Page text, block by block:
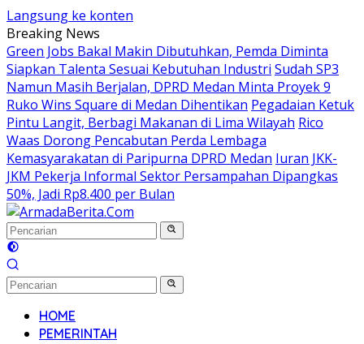
Langsung ke konten
Breaking News
Green Jobs Bakal Makin Dibutuhkan, Pemda Diminta
Siapkan Talenta Sesuai Kebutuhan Industri Sudah SP3
Namun Masih Berjalan, DPRD Medan Minta Proyek 9
Ruko Wins Square di Medan Dihentikan Pegadaian Ketuk
Pintu Langit, Berbagi Makanan di Lima Wilayah Rico
Waas Dorong Pencabutan Perda Lembaga
Kemasyarakatan di Paripurna DPRD Medan Iuran JKK-
JKM Pekerja Informal Sektor Persampahan Dipangkas
50%, Jadi Rp8.400 per Bulan
HOME
PEMERINTAH